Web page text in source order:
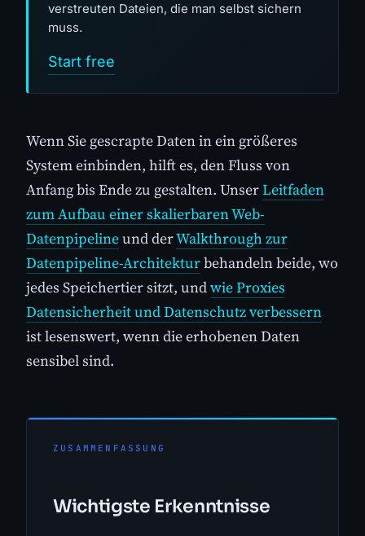
verstreuten Dateien, die man selbst sichern
muss.
Start free
Wenn Sie gescrapte Daten in ein größeres
System einbinden, hilft es, den Fluss von
Anfang bis Ende zu gestalten. UnserLeitfaden
zum Aufbau einer skalierbaren Web-
Datenpipelineund derWalkthrough zur
Datenpipeline-Architekturbehandeln beide, wo
jedes Speichertier sitzt, undwie Proxies
Datensicherheit und Datenschutz verbessern
ist lesenswert, wenn die erhobenen Daten
sensibel sind.
ZUSAMMENFASSUNG
Wichtigste Erkenntnisse